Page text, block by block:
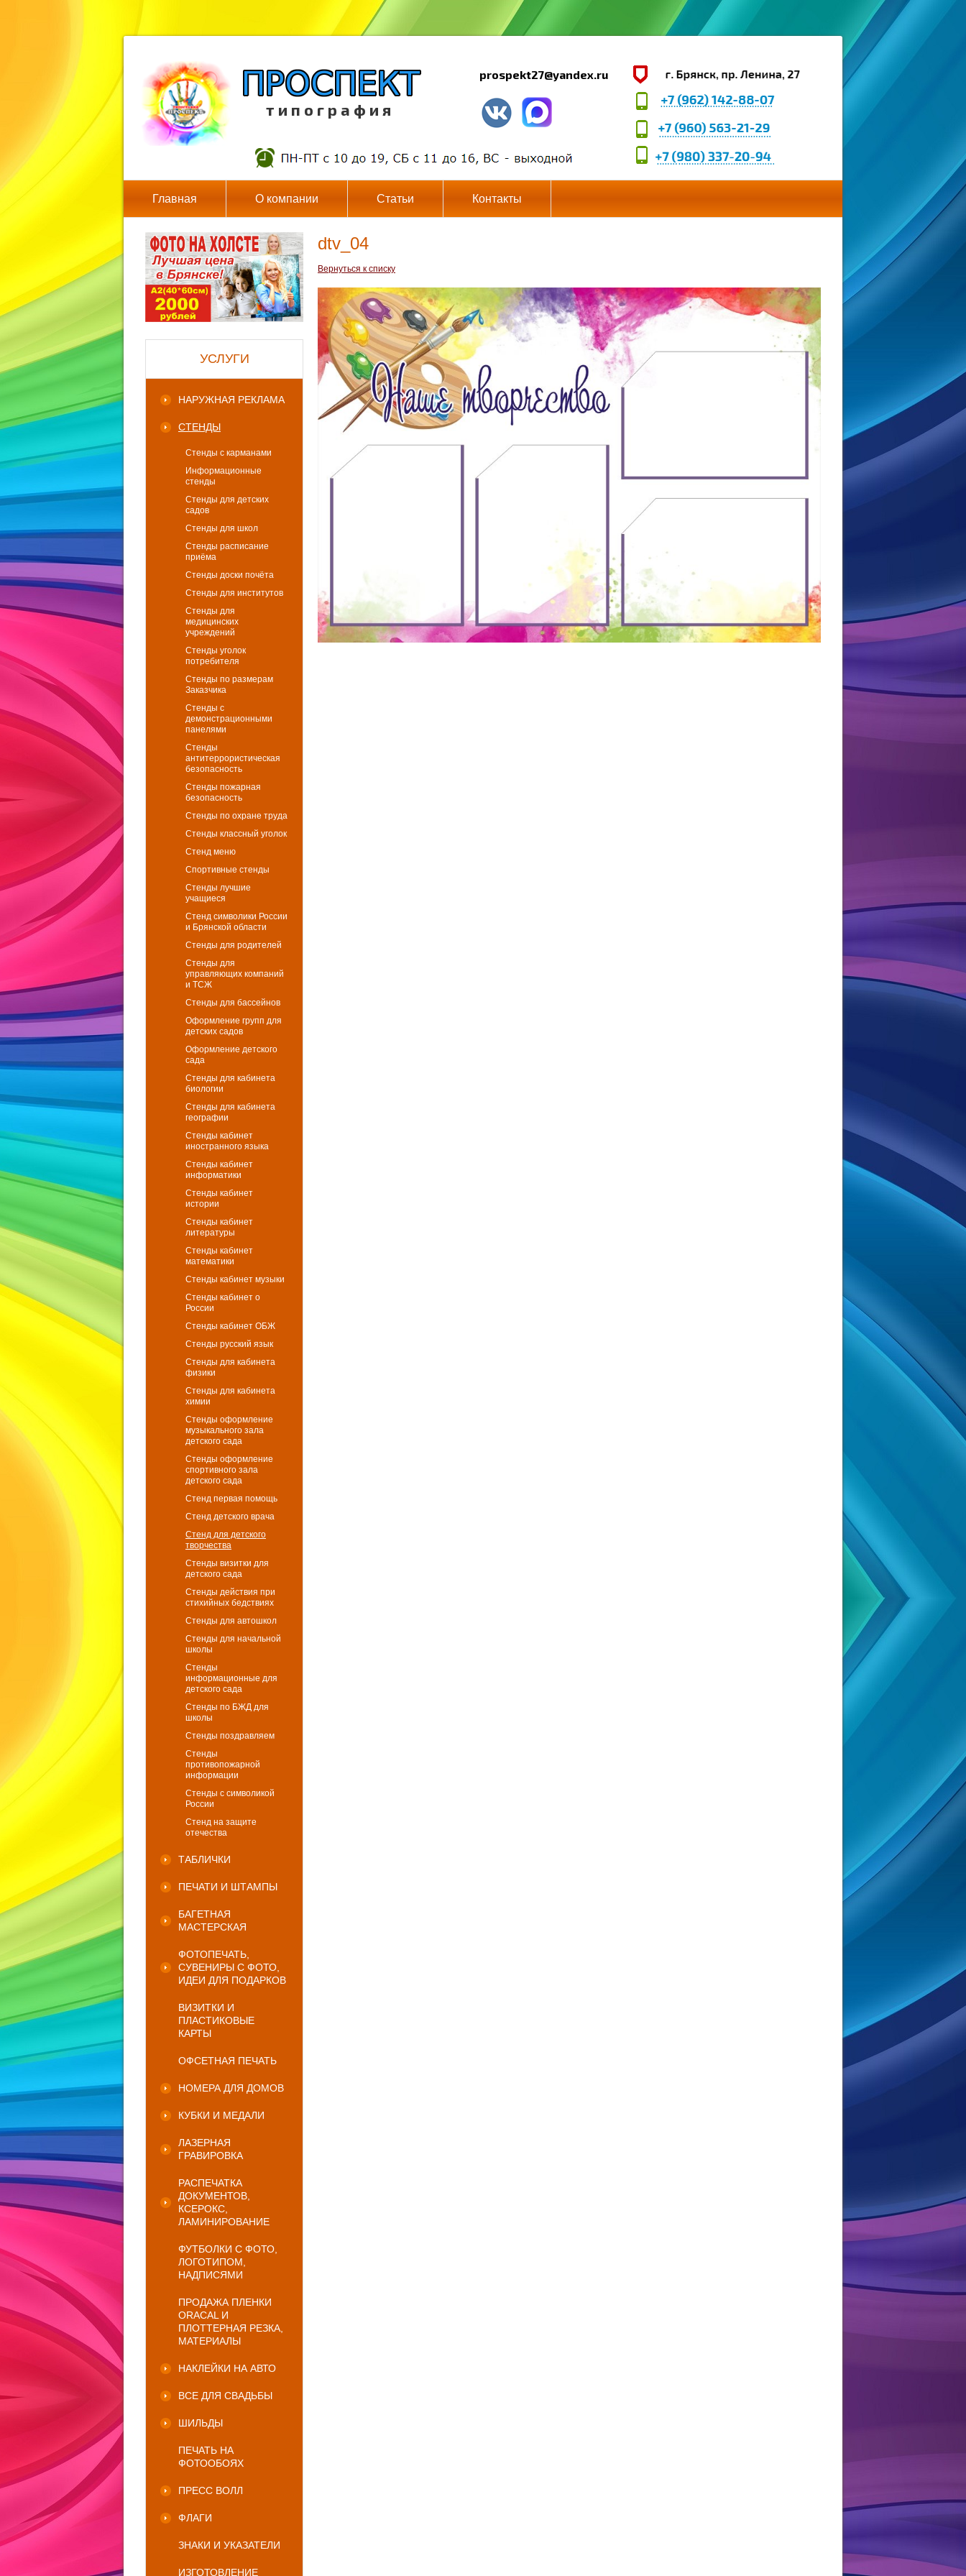
т и п о г р а ф и я
prospekt27@yandex.ru
Главная О компании Статьи Контакты
УСЛУГИ
НАРУЖНАЯ РЕКЛАМА
СТЕНДЫ
Стенды с карманами
Информационные
стенды
Стенды для детских
садов
Стенды для школ
Стенды расписание
приёма
Стенды доски почёта
Стенды для институтов
Стенды для
медицинских
учреждений
Стенды уголок
потребителя
Стенды по размерам
Заказчика
Стенды с
демонстрационными
панелями
Стенды
антитеррористическая
безопасность
Стенды пожарная
безопасность
Стенды по охране труда
Стенды классный уголок
Стенд меню
Спортивные стенды
Стенды лучшие
учащиеся
Стенд символики России
и Брянской области
Стенды для родителей
Стенды для
управляющих компаний
и ТСЖ
Стенды для бассейнов
Оформление групп для
детских садов
Оформление детского
сада
Стенды для кабинета
биологии
Стенды для кабинета
географии
Стенды кабинет
иностранного языка
Стенды кабинет
информатики
Стенды кабинет
истории
Стенды кабинет
литературы
Стенды кабинет
математики
Стенды кабинет музыки
Стенды кабинет о
России
Стенды кабинет ОБЖ
Стенды русский язык
Стенды для кабинета
физики
Стенды для кабинета
химии
Стенды оформление
музыкального зала
детского сада
Стенды оформление
спортивного зала
детского сада
Стенд первая помощь
Стенд детского врача
Стенд для детского
творчества
Стенды визитки для
детского сада
Стенды действия при
стихийных бедствиях
Стенды для автошкол
Стенды для начальной
школы
Стенды
информационные для
детского сада
Стенды по БЖД для
школы
Стенды поздравляем
Стенды
противопожарной
информации
Стенды с символикой
России
Стенд на защите
отечества
ТАБЛИЧКИ
ПЕЧАТИ И ШТАМПЫ
БАГЕТНАЯ
МАСТЕРСКАЯ
ФОТОПЕЧАТЬ,
СУВЕНИРЫ С ФОТО,
ИДЕИ ДЛЯ ПОДАРКОВ
ВИЗИТКИ И
ПЛАСТИКОВЫЕ
КАРТЫ
ОФСЕТНАЯ ПЕЧАТЬ
НОМЕРА ДЛЯ ДОМОВ
КУБКИ И МЕДАЛИ
ЛАЗЕРНАЯ
ГРАВИРОВКА
РАСПЕЧАТКА
ДОКУМЕНТОВ,
КСЕРОКС,
ЛАМИНИРОВАНИЕ
ФУТБОЛКИ С ФОТО,
ЛОГОТИПОМ,
НАДПИСЯМИ
ПРОДАЖА ПЛЕНКИ
ORACAL И
ПЛОТТЕРНАЯ РЕЗКА,
МАТЕРИАЛЫ
НАКЛЕЙКИ НА АВТО
ВСЕ ДЛЯ СВАДЬБЫ
ШИЛЬДЫ
ПЕЧАТЬ НА
ФОТООБОЯХ
ПРЕСС ВОЛЛ
ФЛАГИ
ЗНАКИ И УКАЗАТЕЛИ
ИЗГОТОВЛЕНИЕ
dtv_04
Вернуться к списку